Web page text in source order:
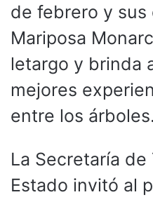
de febrero y sus
Mariposa
letargo y brinda
mejores
entre los árboles.
La Secretaría de
Estado invitó al